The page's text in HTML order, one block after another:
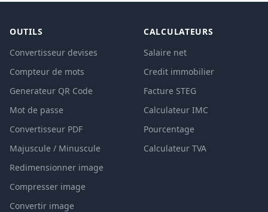
OUTILS
Convertisseur devises
Compteur de mots
Generateur QR Code
Mot de passe
Convertisseur PDF
Majuscule / Minuscule
Redimensionner image
Compresser image
Convertir image
CALCULATEURS
Salaire net
Credit immobilier
Facture STEG
Calculateur IMC
Pourcentage
Calculateur TVA